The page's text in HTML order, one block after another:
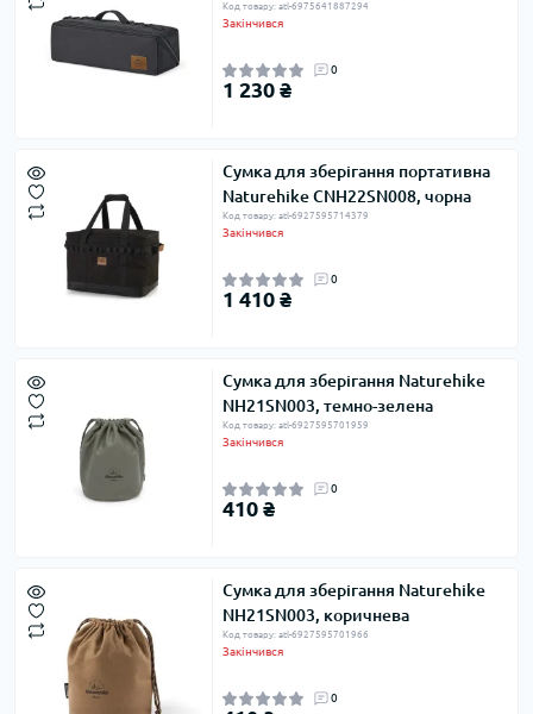
Код товару: atl-6975641887294
Закінчився
0
1 230 ₴
Сумка для зберігання портативна
Naturehike CNH22SN008, чорна
Код товару: atl-6927595714379
Закінчився
0
1 410 ₴
Сумка для зберігання Naturehike
NH21SN003, темно-зелена
Код товару: atl-6927595701959
Закінчився
0
410 ₴
Сумка для зберігання Naturehike
NH21SN003, коричнева
Код товару: atl-6927595701966
Закінчився
0